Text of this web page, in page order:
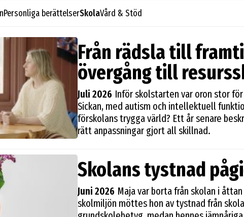
Personliga berättelserSkolaVård & Stöd
Från rädsla till
övergång till
Juli 2026 Inför skolstarten var oron stor
Sickan, med autism och intellektuell
förskolans trygga värld? Ett år senare
rätt anpassningar gjort all skillnad.
Skolans tystnad
Juni 2026 Maja var borta från skolan i
skolmiljön möttes hon av tystnad från